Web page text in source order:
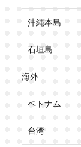
沖縄本島
石垣島
海外
ベトナム
台湾